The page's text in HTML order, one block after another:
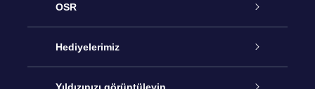
OSR
Hizmet
İletişim
Hediyelerimiz
Çevrimiçi Yıldız Hediyesi